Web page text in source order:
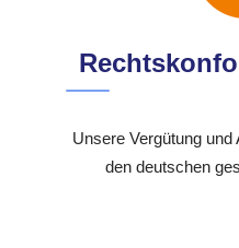
Unsere Vergütung
den deutschen